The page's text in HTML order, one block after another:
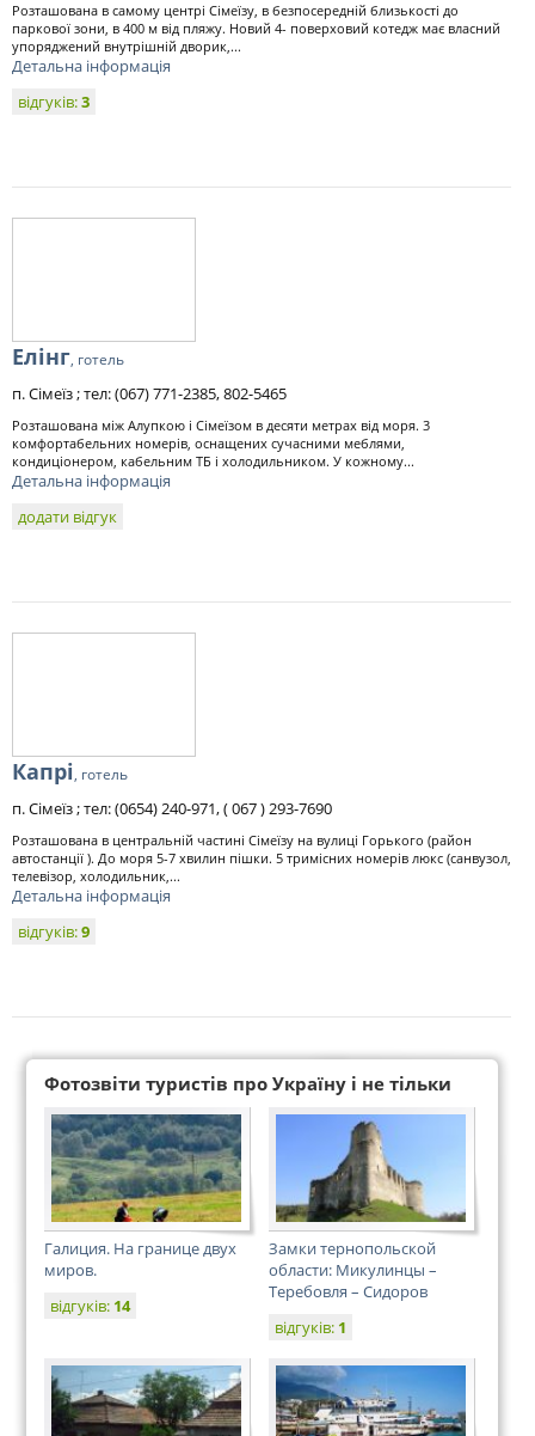
Розташована в самому центрі Сімеїзу, в безпосередній близькості до
паркової зони, в 400 м від пляжу. Новий 4- поверховий котедж має власний
упоряджений внутрішній дворик,...
Детальна інформація
відгуків:3
Елінг, готель
п. Сімеїз ; тел: (067) 771-2385, 802-5465
Розташована між Алупкою і Сімеїзом в десяти метрах від моря. 3
комфортабельних номерів, оснащених сучасними меблями,
кондиціонером, кабельним ТБ і холодильником. У кожному...
Детальна інформація
додати відгук
Капрі, готель
п. Сімеїз ; тел: (0654) 240-971, ( 067 ) 293-7690
Розташована в центральній частині Сімеїзу на вулиці Горького (район
автостанції ). До моря 5-7 хвилин пішки. 5 тримісних номерів люкс (санвузол,
телевізор, холодильник,...
Детальна інформація
відгуків:9
Фотозвіти туристів про Україну і не тільки
Галиция. На границе двух
миров.
відгуків: 14
Замки тернопольской
области: Микулинцы –
Теребовля – Сидоров
відгуків: 1